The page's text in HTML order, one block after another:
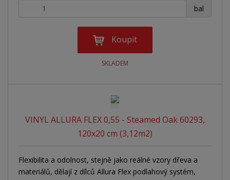
bal
+ -
Koupit
SKLADEM
VINYL ALLURA FLEX 0,55 - Steamed Oak 60293,
120x20 cm (3,12m2)
Flexibilita a odolnost, stejně jako reálné vzory dřeva a
materiálů, dělají z dílců Allura Flex podlahový systém,